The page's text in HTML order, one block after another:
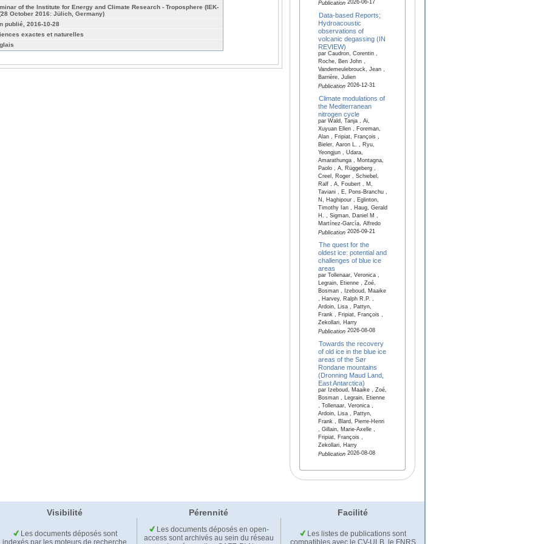
of the Institute for Energy and Climate Research - Troposphere (IEK-
October 2016: Jülich, Germany)
publié, 2016-10-28
exactes et naturelles
Publication2026-06-17
Data-based Reports;
Hydroacoustic
observations of
volcanic degassing (IN
REVIEW)
par Caudron, Corentin ,
Roche, Ben John ,
Vandemeulebrouck, Jean ,
Barrière, Julien
Publication2026-12-31
Climate modulations of
the Mediterranean
nitrogen cycle
par Wald, Tanja , Ai,
Xuyuan Ellen , Foreman,
Alan , Fripiat, François ,
Bieler, Aaron L. , Ryu,
Yeongjun , Udara,
Amarathunga , Montagna,
Paolo , A, Rüggeberg ,
Creel, Roger , Schiebel,
Ralf , A, Foubert , M,
Taviani , E, Pons-Branchu ,
N, Haghipour , Eglinton,
Timothy Ian , Haug, Gerald
H. , Sigman, Daniel M ,
Martínez-García, Alfredo
Publication2026-09-21
The quest for the
oldest ice: potential and
challenges of blue ice
areas
par Tollenaar, Veronica ,
Legrain, Etienne , Zoé,
Bosman , Izeboud, Maaike
, Harvey, Ralph R.P. ,
Ardoin, Lisa , Pattyn,
Frank , Fripiat, François ,
Zekollari, Harry
Publication2026-08-08
Towards the recovery
of old ice in the blue ice
areas of the Sør
Rondane mountains
(Dronning Maud Land,
East Antarctica)
par Izeboud, Maaike , Zoé,
Bosman , Legrain, Etienne
, Tollenaar, Veronica ,
Ardoin, Lisa , Pattyn,
Frank , Blard, Pierre-Henri
, Gillain, Marie-Axelle ,
Fripiat, François ,
Zekollari, Harry
Publication2026-08-08
Visibilité Pérennité Facilité
Les documents déposés sont
Les documents déposés en open-
access sont archivés au sein du réseau
Les listes de publications sont